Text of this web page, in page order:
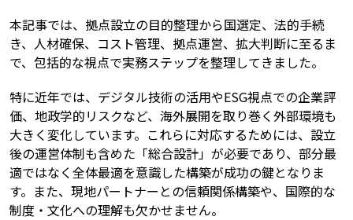
本記事では、拠点設立の目的整理から国選定、法的手続
き、人材確保、コスト管理、拠点運営、拡大判断に至るま
で、包括的な視点で実務ステップを整理してきました。
特に近年では、デジタル技術の活用やESG視点での企業評
価、地政学的リスクなど、海外展開を取り巻く外部環境も
大きく変化しています。これらに対応するためには、設立
後の運営体制も含めた「総合設計」が必要であり、部分最
適ではなく全体最適を意識した構築が成功の鍵となりま
す。また、現地パートナーとの信頼関係構築や、国際的な
制度・文化への理解も欠かせません。